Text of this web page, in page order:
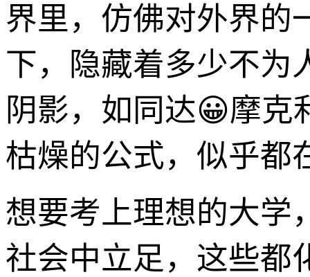
界里，仿佛对外界的
下，隐藏着多少不为
阴影，如同达😀摩克
枯燥的公式，似乎都
想要考上理想的大学
社会中立足，这些都